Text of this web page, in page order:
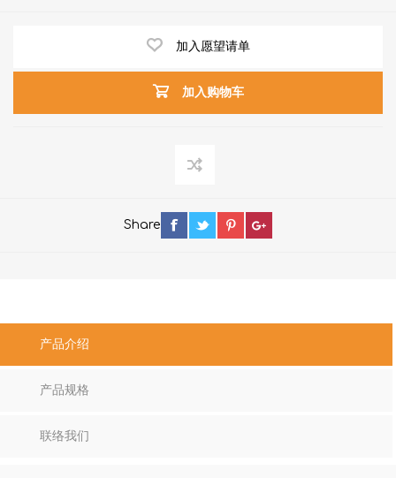
加入愿望请单
加入购物车
Share
产品介绍
产品规格
联络我们